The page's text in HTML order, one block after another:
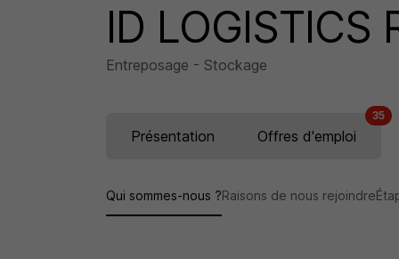
ID LOGISTICS
Entreposage - Stockage
Présentation Offres d'emploi
35
Qui sommes-nous ?Raisons de nous rejoindre